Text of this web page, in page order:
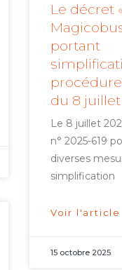
Le décret
portant
du 8 juillet
Le 8 juillet
n° 2025-619
diverses
simplification
Voir l'article
15 octobre 2025